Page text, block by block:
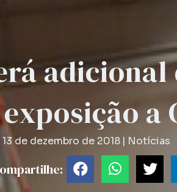
a
13 de dezembro de 2018 | Notícias